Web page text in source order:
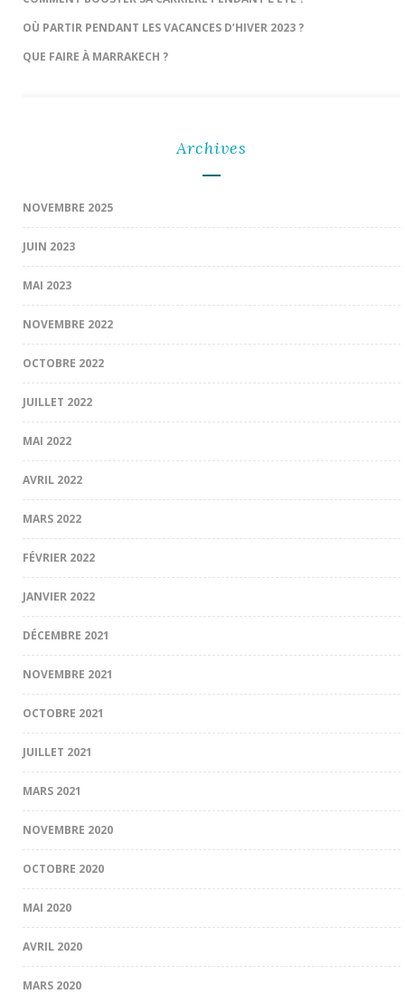
OÙ PARTIR PENDANT LES VACANCES D’HIVER 2023 ?
QUE FAIRE À MARRAKECH ?
Archives
NOVEMBRE 2025
JUIN 2023
MAI 2023
NOVEMBRE 2022
OCTOBRE 2022
JUILLET 2022
MAI 2022
AVRIL 2022
MARS 2022
FÉVRIER 2022
JANVIER 2022
DÉCEMBRE 2021
NOVEMBRE 2021
OCTOBRE 2021
JUILLET 2021
MARS 2021
NOVEMBRE 2020
OCTOBRE 2020
MAI 2020
AVRIL 2020
MARS 2020